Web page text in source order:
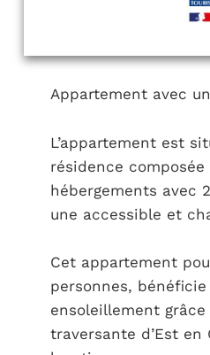
Appartement avec
L’appartement est
résidence composée
hébergements avec
une accessible et
Cet appartement
personnes, bénéficie
ensoleillement
traversante d’Est en